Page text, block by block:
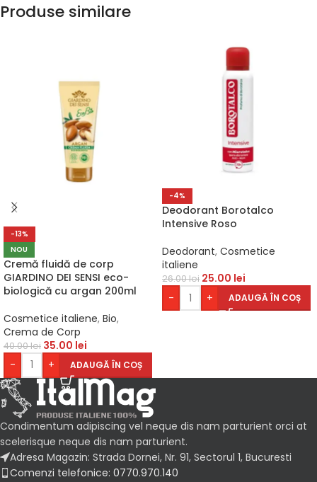
Produse similare
-13%
NOU
Cremă fluidă de corp
GIARDINO DEI SENSI eco-
biologică cu argan 200ml
Cosmetice italiene, Bio,
Crema de Corp
40.00lei 35.00 lei
-
+ ADAUGĂ ÎN COȘ
-4%
Deodorant Borotalco
Intensive Roso
Deodorant, Cosmetice
italiene
26.00lei 25.00 lei
-
+ ADAUGĂ ÎN COȘ
Condimentum adipiscing vel neque dis nam parturient orci at
scelerisque neque dis nam parturient.
Adresa Magazin: Strada Dornei, Nr. 91, Sectorul 1, Bucuresti
Comenzi telefonice: 0770.970.140